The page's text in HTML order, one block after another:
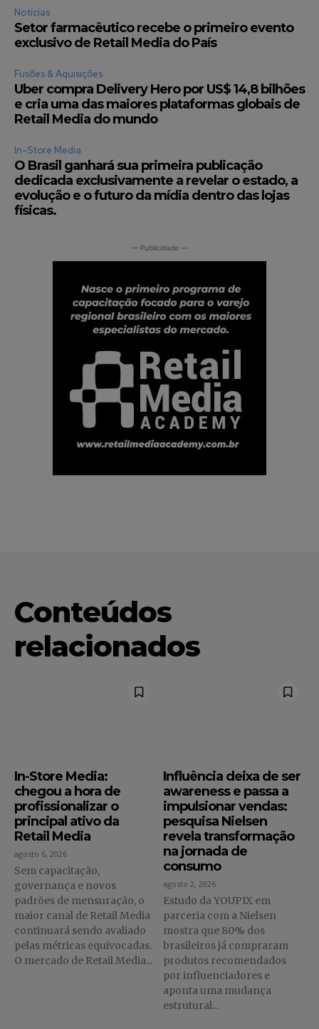
Notícias
Setor farmacêutico recebe o primeiro evento
exclusivo de Retail Media do País
Fusões & Aquisições
Uber compra Delivery Hero por US$ 14,8 bilhões
e cria uma das maiores plataformas globais de
Retail Media do mundo
In-Store Media
O Brasil ganhará sua primeira publicação
dedicada exclusivamente a revelar o estado, a
evolução e o futuro da mídia dentro das lojas
físicas.
— Publicidade —
Conteúdos
relacionados
In-Store Media:
chegou a hora de
profissionalizar o
principal ativo da
Retail Media
agosto 6, 2026
Sem capacitação,
governança e novos
padrões de mensuração, o
maior canal de Retail Media
continuará sendo avaliado
pelas métricas equivocadas.
O mercado de Retail Media...
Influência deixa de ser
awareness e passa a
impulsionar vendas:
pesquisa Nielsen
revela transformação
na jornada de
consumo
agosto 2, 2026
Estudo da YOUPIX em
parceria com a Nielsen
mostra que 80% dos
brasileiros já compraram
produtos recomendados
por influenciadores e
aponta uma mudança
estrutural...